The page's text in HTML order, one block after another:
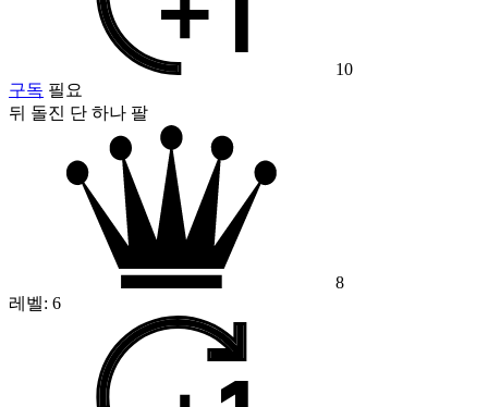
10
구독 필요
뒤 돌진 단 하나 팔
8
레벨: 6